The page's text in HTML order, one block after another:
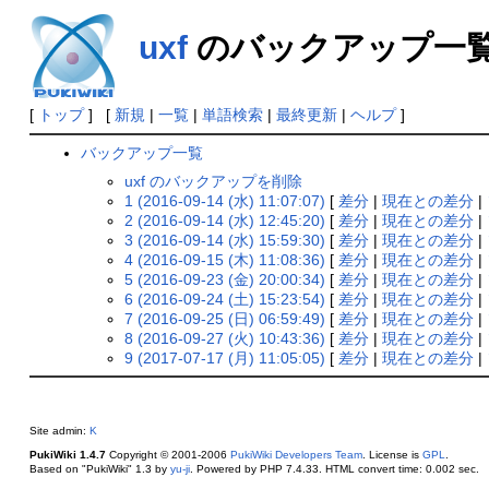
uxfのバックアップ一
[ トップ] [ 新規 | 一覧| 単語検索| 最終更新| ヘルプ]
バックアップ一覧
uxf のバックアップを削除
1 (2016-09-14 (水) 11:07:07) [ 差分 |現在との差分 |
2 (2016-09-14 (水) 12:45:20) [ 差分 |現在との差分 |
3 (2016-09-14 (水) 15:59:30) [ 差分 |現在との差分 |
4 (2016-09-15 (木) 11:08:36) [ 差分 |現在との差分 |
5 (2016-09-23 (金) 20:00:34) [ 差分 |現在との差分 |
6 (2016-09-24 (土) 15:23:54) [ 差分 |現在との差分 |
7 (2016-09-25 (日) 06:59:49) [ 差分 |現在との差分 |
8 (2016-09-27 (火) 10:43:36) [ 差分 |現在との差分 |
9 (2017-07-17 (月) 11:05:05) [ 差分 |現在との差分 |
Site admin: K
PukiWiki 1.4.7Copyright © 2001-2006 PukiWiki Developers Team. License is GPL
Based on "PukiWiki" 1.3 by yu-ji. Powered by PHP 7.4.33. HTML convert time: 0.002 sec.